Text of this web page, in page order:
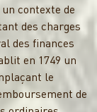
un contexte de
des charges
des finances
en 1749 un
le
de